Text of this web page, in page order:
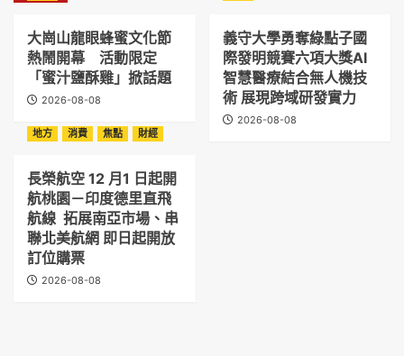
大崗山龍眼蜂蜜文化節
熱鬧開幕 活動限定
「蜜汁鹽酥雞」掀話題
2026-08-08
義守大學勇奪綠點子國
際發明競賽六項大獎AI
智慧醫療結合無人機技
術 展現跨域研發實力
2026-08-08
地方
消費 焦點 財經
長榮航空 12 月1 日起開
航桃園－印度德里直飛
航線 拓展南亞市場、串
聯北美航網 即日起開放
訂位購票
2026-08-08